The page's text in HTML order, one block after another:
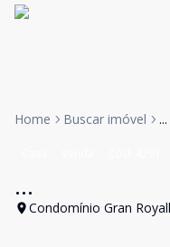
Home Buscar imóvel ...
...
Condomínio Gran